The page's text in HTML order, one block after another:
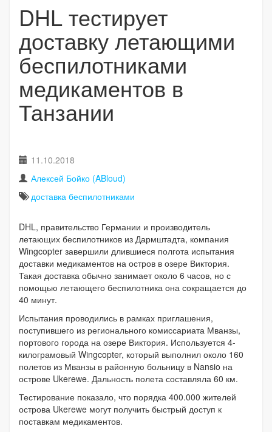
DHL тестирует
доставку летающими
беспилотниками
медикаментов в
Танзании
11.10.2018
Алексей Бойко (ABloud)
доставка беспилотниками
DHL, правительство Германии и производитель
летающих беспилотников из Дармштадта, компания
Wingcopter завершили длившиеся полгота испытания
доставки медикаментов на остров в озере Виктория.
Такая доставка обычно занимает около 6 часов, но с
помощью летающего беспилотника она сокращается до
40 минут.
Испытания проводились в рамках приглашения,
поступившего из регионального комиссариата Мванзы,
портового города на озере Виктория. Используется 4-
килограмовый Wingcopter, который выполнил около 160
полетов из Мванзы в районную больницу в Nansio на
острове Ukerewe. Дальность полета составляла 60 км.
Тестирование показало, что порядка 400.000 жителей
острова Ukerewe могут получить быстрый доступ к
поставкам медикаментов.